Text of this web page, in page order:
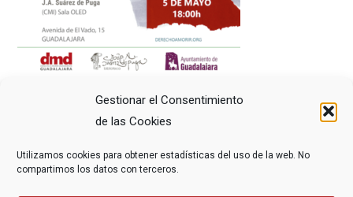
Gestionar el Consentimiento
de las Cookies
Utilizamos cookies para obtener estadísticas del uso de la web. No
compartimos los datos con terceros.